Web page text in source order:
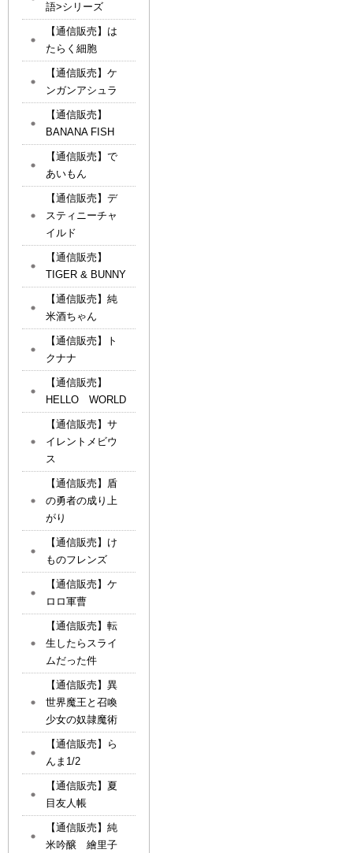
語>シリーズ
【通信販売】は
たらく細胞
【通信販売】ケ
ンガンアシュラ
【通信販売】
BANANA FISH
【通信販売】で
あいもん
【通信販売】デ
スティニーチャ
イルド
【通信販売】
TIGER & BUNNY
【通信販売】純
米酒ちゃん
【通信販売】ト
クナナ
【通信販売】
HELLO WORLD
【通信販売】サ
イレントメビウ
ス
【通信販売】盾
の勇者の成り上
がり
【通信販売】け
ものフレンズ
【通信販売】ケ
ロロ軍曹
【通信販売】転
生したらスライ
ムだった件
【通信販売】異
世界魔王と召喚
少女の奴隷魔術
【通信販売】ら
んま1/2
【通信販売】夏
目友人帳
【通信販売】純
米吟醸 繪里子